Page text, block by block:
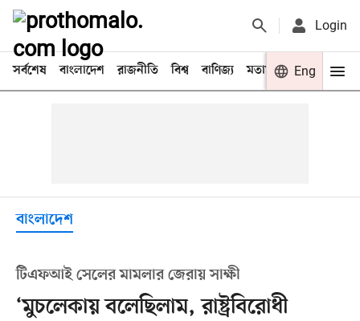
Login
সর্বশেষ বাংলাদেশ রাজনীতি বিশ্ব বাণিজ্য মতামত খেলা
Eng
বাংলাদেশ
টিএফআই সেলের মামলার জেরায় সাক্ষী
‘মুচলেকায় বলেছিলাম, রাষ্ট্রবিরোধী